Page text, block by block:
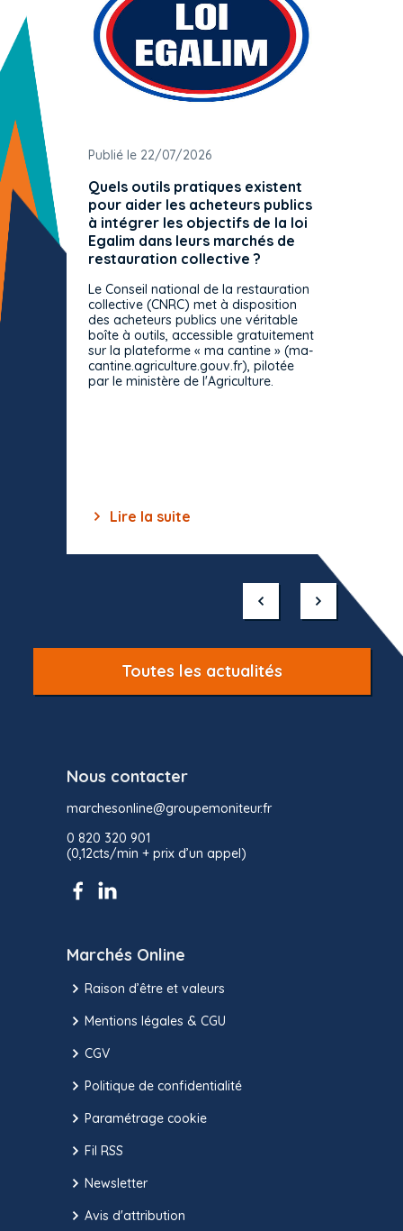
Publié le 22/07/2026
Quels outils pratiques existent
pour aider les acheteurs publics
à intégrer les objectifs de la loi
Egalim dans leurs marchés de
restauration collective ?
Le Conseil national de la restauration
collective (CNRC) met à disposition
des acheteurs publics une véritable
boîte à outils, accessible gratuitement
sur la plateforme « ma cantine » (ma-
cantine.agriculture.gouv.fr), pilotée
par le ministère de l'Agriculture.
Lire la suite
Toutes les actualités
Nous contacter
marchesonline@groupemoniteur.fr
0 820 320 901
(0,12cts/min + prix d’un appel)
Marchés Online
Raison d’être et valeurs
Mentions légales & CGU
CGV
Politique de confidentialité
Paramétrage cookie
Fil RSS
Newsletter
Avis d'attribution